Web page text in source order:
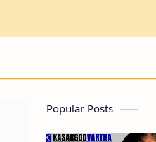
Popular Posts